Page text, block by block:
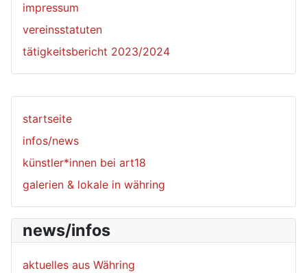
startseite
infos/news
künstler*innen bei art18
galerien & lokale in währing
news/infos
aktuelles aus Währing
impressum
vereinsstatuten
tätigkeitsbericht 2023/2024